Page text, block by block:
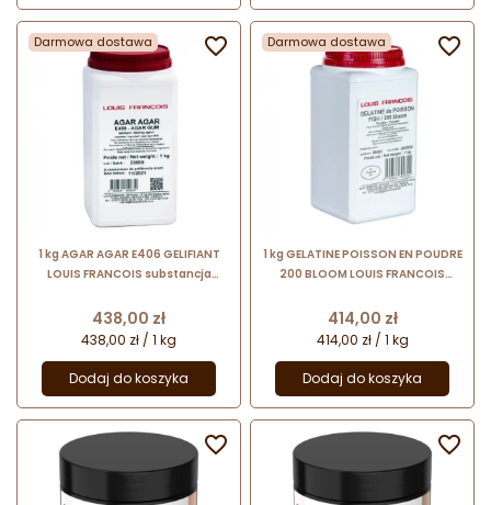
Darmowa dostawa
1 kg AGAR AGAR E406 GELIFIANT
LOUIS FRANCOIS substancja
czerwonych alg
Cena
438,00 zł
438,00 zł / 1 kg
Dodaj do koszyka
 Darmowa dostawa
1 kg GELATINE POISSON EN POUDRE
200 BLOOM LOUIS FRANCOIS
Cena
414,00 zł
414,00 zł / 1 kg
Dodaj do koszyka

 